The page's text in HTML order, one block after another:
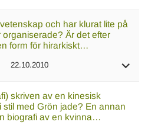
och har klurat lite på
Är det efter
form för hirarkiskt…
22.10.2010
skriven av en kinesisk
stil med Grön jade? En annan
biografi av en kvinna…